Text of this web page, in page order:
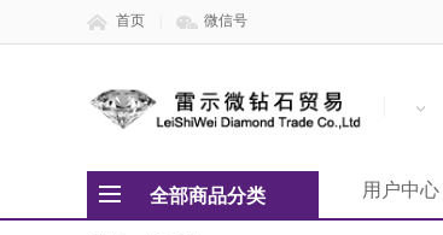
首页 微信号
全部商品分类 用户中心